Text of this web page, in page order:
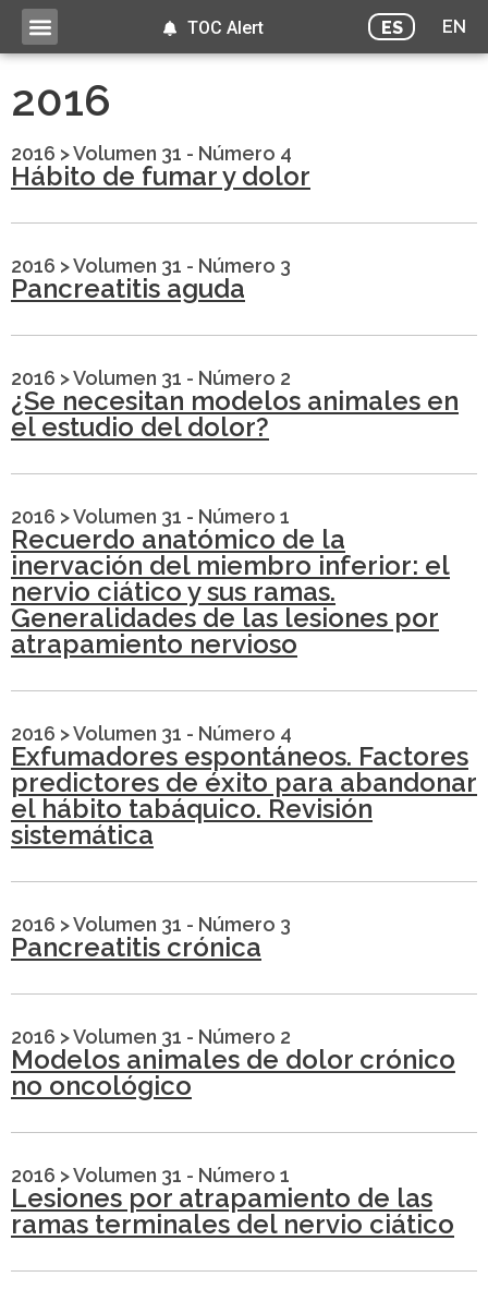
ES EN
TOC Alert
2016
2016 >Volumen 31 - Número 4
Hábito de fumar y dolor
2016 >Volumen 31 - Número 3
Pancreatitis aguda
2016 >Volumen 31 - Número 2
¿Se necesitan modelos animales en
el estudio del dolor?
2016 >Volumen 31 - Número 1
Recuerdo anatómico de la
inervación del miembro inferior: el
nervio ciático y sus ramas.
Generalidades de las lesiones por
atrapamiento nervioso
2016 >Volumen 31 - Número 4
Exfumadores espontáneos. Factores
predictores de éxito para abandonar
el hábito tabáquico. Revisión
sistemática
2016 >Volumen 31 - Número 3
Pancreatitis crónica
2016 >Volumen 31 - Número 2
Modelos animales de dolor crónico
no oncológico
2016 >Volumen 31 - Número 1
Lesiones por atrapamiento de las
ramas terminales del nervio ciático